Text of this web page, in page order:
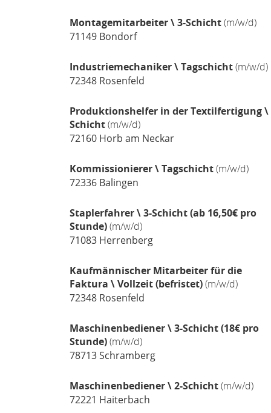
Montagemitarbeiter \ 3-Schicht(m/w/d)
71149Bondorf
Industriemechaniker \ Tagschicht(m/w/d)
72348Rosenfeld
Produktionshelfer in der Textilfertigung \
Schicht(m/w/d)
72160Horb am Neckar
Kommissionierer \ Tagschicht(m/w/d)
72336Balingen
Staplerfahrer \ 3-Schicht (ab 16,50€ pro
Stunde)(m/w/d)
71083Herrenberg
Kaufmännischer Mitarbeiter für die
Faktura \ Vollzeit (befristet)(m/w/d)
72348Rosenfeld
Maschinenbediener \ 3-Schicht (18€ pro
Stunde)(m/w/d)
78713Schramberg
Maschinenbediener \ 2-Schicht(m/w/d)
72221 Haiterbach